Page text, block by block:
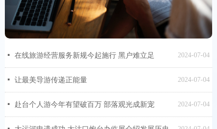
2024-07-04
넷 在线旅游经营服务新规今起施行 黑户难立足
2024-07-04
넷 让最美导游传递正能量
2024-07-04
넷 赴台个人游今年有望破百万 部落观光成新宠